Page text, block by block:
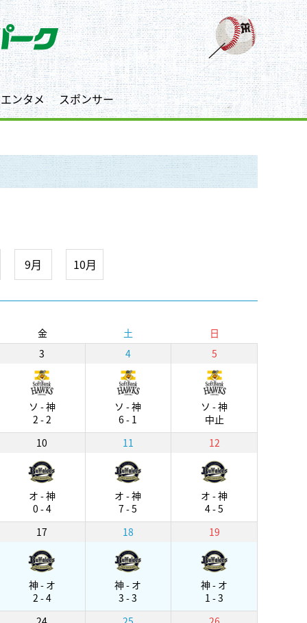
エンタメ スポンサー
9月 10月
金 土
日
3
ソ - 神
2 - 2
4
ソ - 神
6 - 1
5
ソ - 神
中止
10
オ - 神
0 - 4
11
オ - 神
7 - 5
12
オ - 神
4 - 5
17
神 - オ
2 - 4
18
神 - オ
3 - 3
19
神 - オ
1 - 3